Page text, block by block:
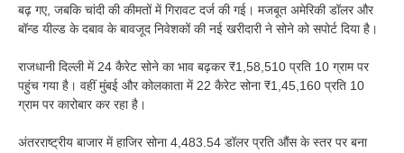
बढ़ गए, जबकि चांदी की कीमतों में गिरावट दर्ज की गई। मजबूत अमेरिकी डॉलर और
बॉन्ड यील्ड के दबाव के बावजूद निवेशकों की नई खरीदारी ने सोने को सपोर्ट दिया है।
राजधानी दिल्ली में 24 कैरेट सोने का भाव बढ़कर ₹1,58,510 प्रति 10 ग्राम पर
पहुंच गया है। वहीं मुंबई और कोलकाता में 22 कैरेट सोना ₹1,45,160 प्रति 10
ग्राम पर कारोबार कर रहा है।
अंतरराष्ट्रीय बाजार में हाजिर सोना 4,483.54 डॉलर प्रति औंस के स्तर पर बना